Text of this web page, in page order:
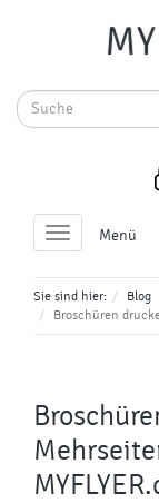
Toggle
navigation
Menü
Sie sind hier:
Blog
Broschüren